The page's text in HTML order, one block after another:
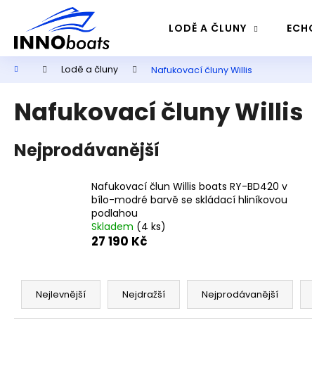
obsah
LODĚ A ČLUNY
Domů Lodě a čluny Nafukovací čluny Willis
Nafukovací čluny Willis
Nejprodávanější
Nafukovací člun Willis boats RY-BD420 v
bílo-modré barvě se skládací hliníkovou
podlahou
Skladem (4 ks)
27 190 Kč
Ř
z
Nejlevnější Nejdražší Nejprodávanější
í
Zpět
do
obchodu
Zpět
do
obchodu
NAFUKOVACÍ ČLUN WILLIS BOATS RY-